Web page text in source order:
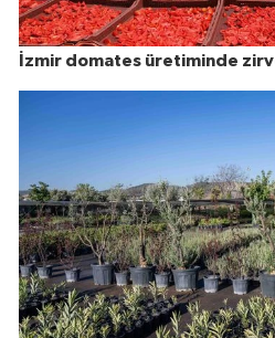
İzmir domates üretiminde